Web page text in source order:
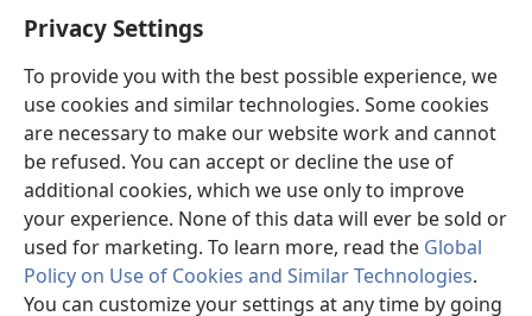
Privacy Settings
To provide you with the best possible experience, we
use cookies and similar technologies. Some cookies
are necessary to make our website work and cannot
be refused. You can accept or decline the use of
additional cookies, which we use only to improve
your experience. None of this data will ever be sold or
used for marketing. To learn more, read the Global
Policy on Use of Cookies and Similar Technologies.
You can customize your settings at any time by going
Labaran Shari’a
Gudummawa
(opens
new
window)Watchtower LABURARE NA INTANE
(opens
new
JW Hub ®
(opens
new
window)